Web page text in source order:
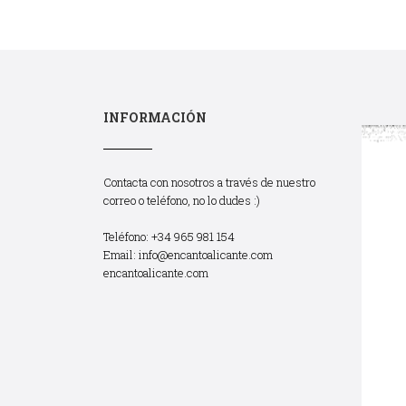
INFORMACIÓN
Contacta con nosotros a través de nuestro
correo o teléfono, no lo dudes :)
Teléfono: +34 965 981 154
Email: info@encantoalicante.com
encantoalicante.com